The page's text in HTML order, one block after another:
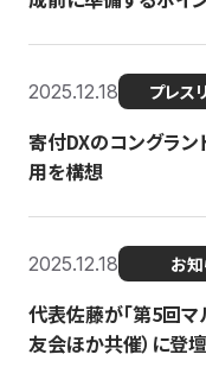
2025.12.18 プレス
寄付DXのコングラン
用を構想
2025.12.18 お
代表佐藤が「第5回マ
友会ほか共催）に登